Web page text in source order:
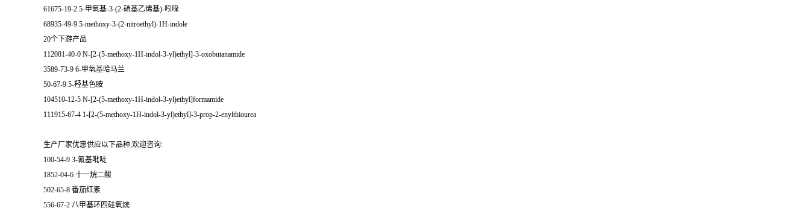
61675-19-2 5-甲氧基-3-(2-硝基乙烯基)-吲哚
68935-49-9 5-methoxy-3-(2-nitroethyl)-1H-indole
20个下游产品
112081-40-0 N-[2-(5-methoxy-1H-indol-3-yl)ethyl]-3-oxobutanamide
3589-73-9 6-甲氧基哈马兰
50-67-9 5-羟基色胺
104510-12-5 N-[2-(5-methoxy-1H-indol-3-yl)ethyl]formamide
111915-67-4 1-[2-(5-methoxy-1H-indol-3-yl)ethyl]-3-prop-2-enylthiourea
生产厂家优惠供应以下品种,欢迎咨询:
100-54-9 3-氰基吡啶
1852-04-6 十一烷二酸
502-65-8 番茄红素
556-67-2 八甲基环四硅氧烷